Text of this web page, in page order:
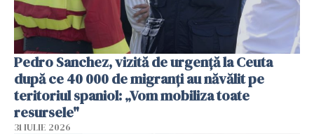
Pedro Sanchez, vizită de urgență la Ceuta
după ce 40 000 de migranți au năvălit pe
teritoriul spaniol: „Vom mobiliza toate
resursele"
31 IULIE 2026